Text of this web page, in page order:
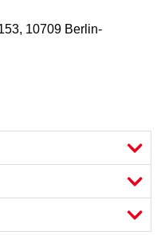
10709 Berlin-